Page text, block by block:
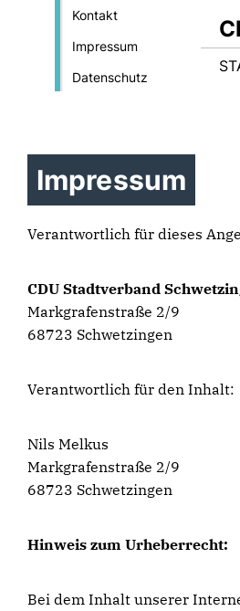
Kontakt
Impressum
Datenschutz
Impressum
Verantwortlich für dieses
CDU Stadtverband
Markgrafenstraße 2/9
68723 Schwetzingen
Verantwortlich für den Inhalt:
Nils Melkus
Markgrafenstraße 2/9
68723 Schwetzingen
Hinweis zum Urheberrecht:
Bei dem Inhalt unserer